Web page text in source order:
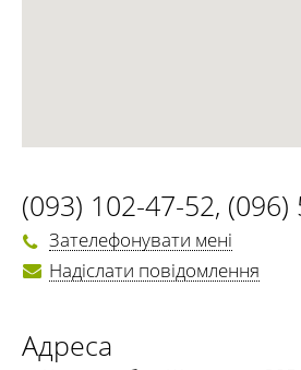
(093) 102-47-52, (096)
Зателефонувати мені
Надіслати повідомлення
Адреса